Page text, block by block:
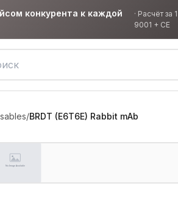
конкурента к каждой
· Расчёт за
9001 + CE
/BRDT (E6T6E) Rabbit mAb